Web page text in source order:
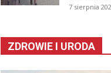
7 sierpnia
ZDROWIE I URODA